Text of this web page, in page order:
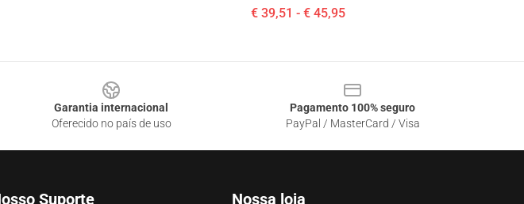
€ 39,51 - € 45,95
Garantia internacional
Oferecido no país de uso
Pagamento 100% seguro
PayPal / MasterCard / Visa
Suporte Nossa loja